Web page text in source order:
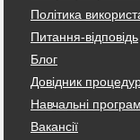
Політика
Питання-відповідь
Блог
Довідник
Навчальні
Вакансії